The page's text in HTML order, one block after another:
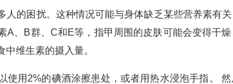
人的困扰。这种情况可能与身体缺乏某些营养素有
A、B群、C和E等，指甲周围的皮肤可能会变得干燥
维生素的摄入量。
使用2%的碘酒涂擦患处，或者用热水浸泡手指。